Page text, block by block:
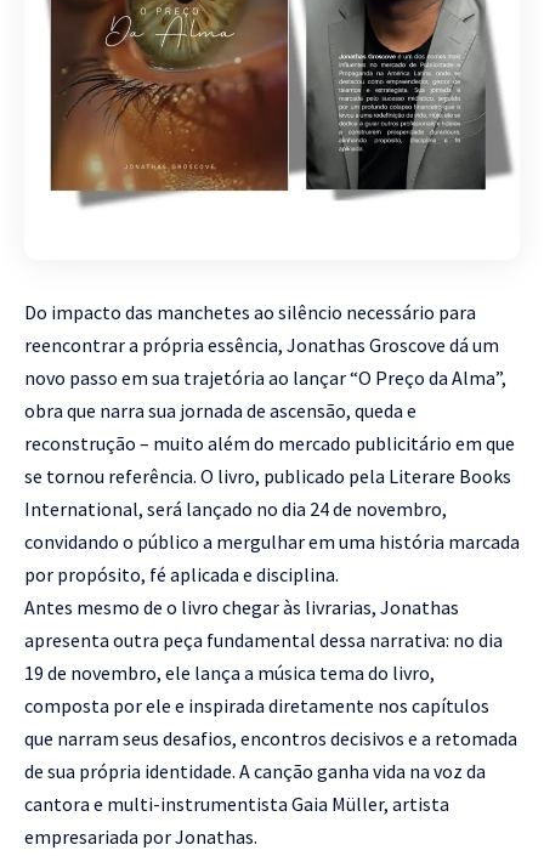
Do impacto das manchetes ao silêncio necessário para
reencontrar a própria essência, Jonathas Groscove dá um
novo passo em sua trajetória ao lançar “O Preço da Alma”,
obra que narra sua jornada de ascensão, queda e
reconstrução – muito além do mercado publicitário em que
se tornou referência. O livro, publicado pela Literare Books
International, será lançado no dia 24 de novembro,
convidando o público a mergulhar em uma história marcada
por propósito, fé aplicada e disciplina.
Antes mesmo de o livro chegar às livrarias, Jonathas
apresenta outra peça fundamental dessa narrativa: no dia
19 de novembro, ele lança a música tema do livro,
composta por ele e inspirada diretamente nos capítulos
que narram seus desafios, encontros decisivos e a retomada
de sua própria identidade. A canção ganha vida na voz da
cantora e multi-instrumentista Gaia Müller, artista
empresariada por Jonathas.